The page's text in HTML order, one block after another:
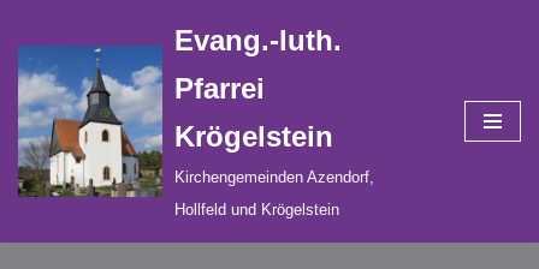
Zum
Inhalt
springen
Evang.-luth.
Pfarrei
Krögelstein
Kirchengemeinden Azendorf,
Hollfeld und Krögelstein